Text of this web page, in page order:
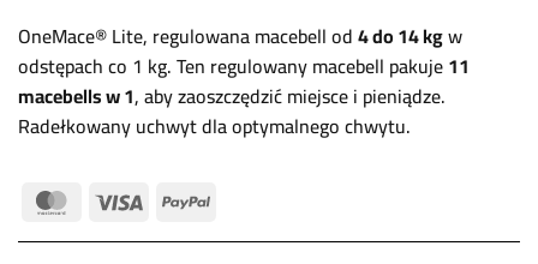
OneMace® Lite, regulowana macebell od4 do 14 kgw
odstępach co 1 kg. Ten regulowany macebell pakuje11
macebells w 1, aby zaoszczędzić miejsce i pieniądze.
Radełkowany uchwyt dla optymalnego chwytu.
MasterCard
Visa PayPal